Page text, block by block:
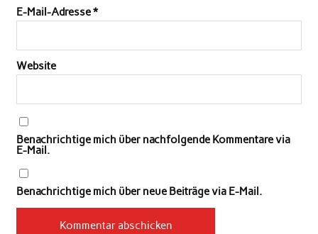
E-Mail-Adresse*
Website
Benachrichtige mich über nachfolgende Kommentare via
E-Mail.
Benachrichtige mich über neue Beiträge via E-Mail.